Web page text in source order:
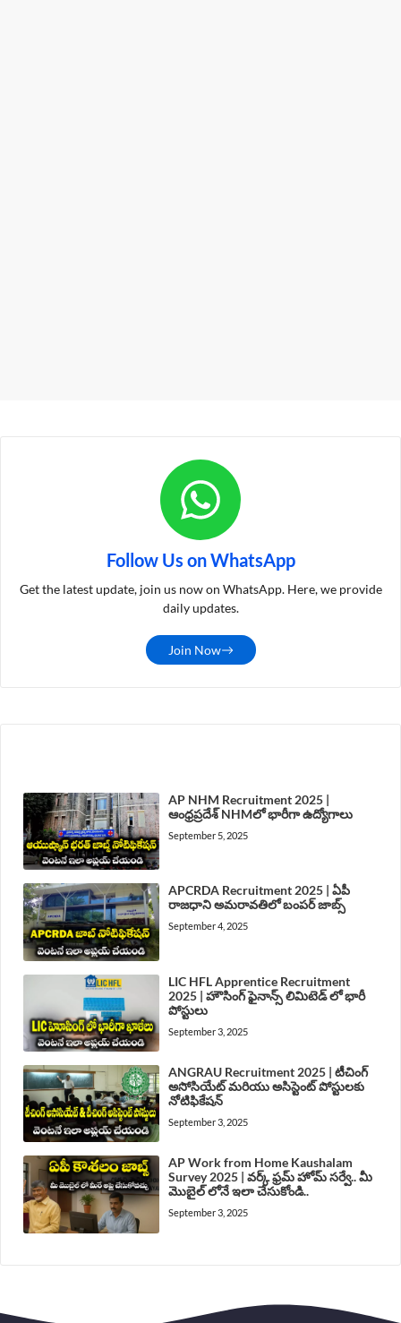
Follow Us on WhatsApp
Get the latest update, join us now on WhatsApp. Here, we provide
daily updates.
Join Now
AP NHM Recruitment 2025 |
ఆంధ్రప్రదేశ్ NHMలో భారీగా ఉద్యోగాలు
September 5, 2025
APCRDA Recruitment 2025 | ఏపీ
రాజధాని అమరావతిలో బంపర్ జాబ్స్
September 4, 2025
LIC HFL Apprentice Recruitment
2025 | హౌసింగ్ ఫైనాన్స్ లిమిటెడ్ లో భారీ
పోస్టులు
September 3, 2025
ANGRAU Recruitment 2025 | టీచింగ్
అసోసియేట్ మరియు అసిస్టెంట్ పోస్టులకు
నోటిఫికేషన్
September 3, 2025
AP Work from Home Kaushalam
Survey 2025 | వర్క్ ఫ్రమ్ హోమ్ సర్వే.. మీ
మొబైల్ లోనే ఇలా చేసుకోండి..
September 3, 2025